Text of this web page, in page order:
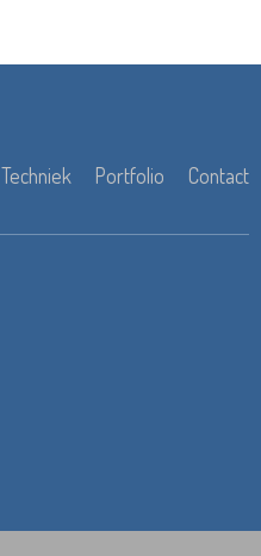
Techniek Portfolio Contact